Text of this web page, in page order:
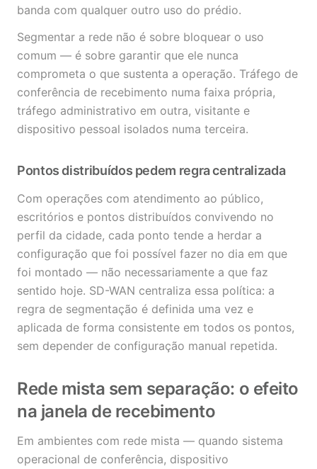
banda com qualquer outro uso do prédio.
Segmentar a rede não é sobre bloquear o uso
comum — é sobre garantir que ele nunca
comprometa o que sustenta a operação. Tráfego de
conferência de recebimento numa faixa própria,
tráfego administrativo em outra, visitante e
dispositivo pessoal isolados numa terceira.
Pontos distribuídos pedem regra centralizada
Com operações com atendimento ao público,
escritórios e pontos distribuídos convivendo no
perfil da cidade, cada ponto tende a herdar a
configuração que foi possível fazer no dia em que
foi montado — não necessariamente a que faz
sentido hoje. SD-WAN centraliza essa política: a
regra de segmentação é definida uma vez e
aplicada de forma consistente em todos os pontos,
sem depender de configuração manual repetida.
Rede mista sem separação: o efeito
na janela de recebimento
Em ambientes com rede mista — quando sistema
operacional de conferência, dispositivo